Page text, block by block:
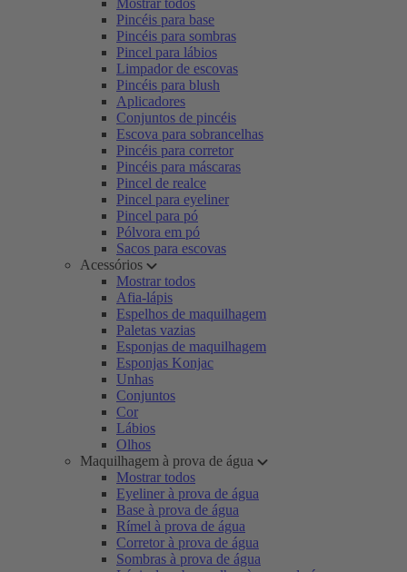
Mostrar todos
Pincéis para base
Pincéis para sombras
Pincel para lábios
Limpador de escovas
Pincéis para blush
Aplicadores
Conjuntos de pincéis
Escova para sobrancelhas
Pincéis para corretor
Pincéis para máscaras
Pincel de realce
Pincel para eyeliner
Pincel para pó
Pólvora em pó
Sacos para escovas
Acessórios
Mostrar todos
Afia-lápis
Espelhos de maquilhagem
Paletas vazias
Esponjas de maquilhagem
Esponjas Konjac
Unhas
Conjuntos
Cor
Lábios
Olhos
Maquilhagem à prova de água
Mostrar todos
Eyeliner à prova de água
Base à prova de água
Rímel à prova de água
Corretor à prova de água
Sombras à prova de água